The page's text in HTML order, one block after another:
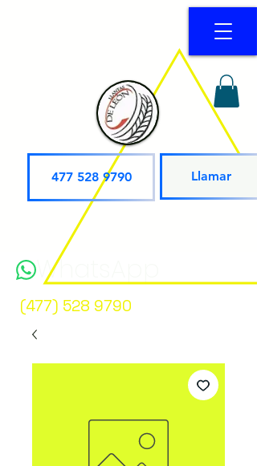
Llamar
477 528 9790
WhatsApp
(477) 528 9790